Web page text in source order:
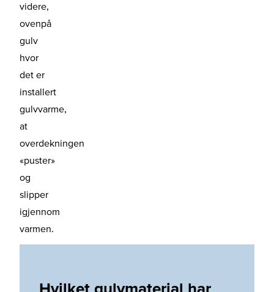
videre,
ovenpå
gulv
hvor
det er
installert
gulvvarme,
at
overdekningen
«puster»
og
slipper
igjennom
varmen.
Hvilket gulvmaterial har